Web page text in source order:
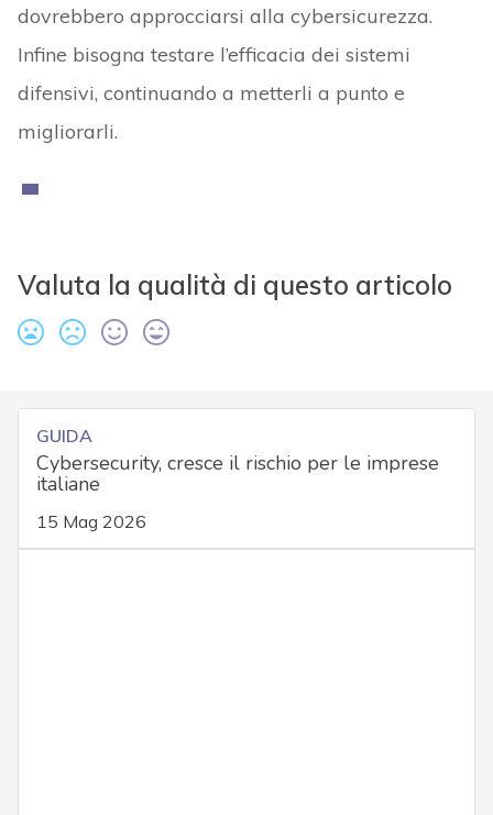
dovrebbero approcciarsi alla cybersicurezza.
Infine bisogna testare l’efficacia dei sistemi
difensivi, continuando a metterli a punto e
migliorarli.
Valuta la qualità di questo articolo
GUIDA
Cybersecurity, cresce il rischio per le imprese
italiane
15 Mag 2026